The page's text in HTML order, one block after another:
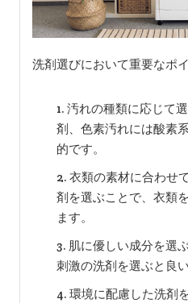
洗剤選びにおいて重要なポ
汚れの種類に応じて
剤、色素汚れには酸素
的です。
衣類の素材に合わせ
剤を選ぶことで、衣類
ます。
肌に優しい成分を選
刺激の洗剤を選ぶと良
環境に配慮した洗剤